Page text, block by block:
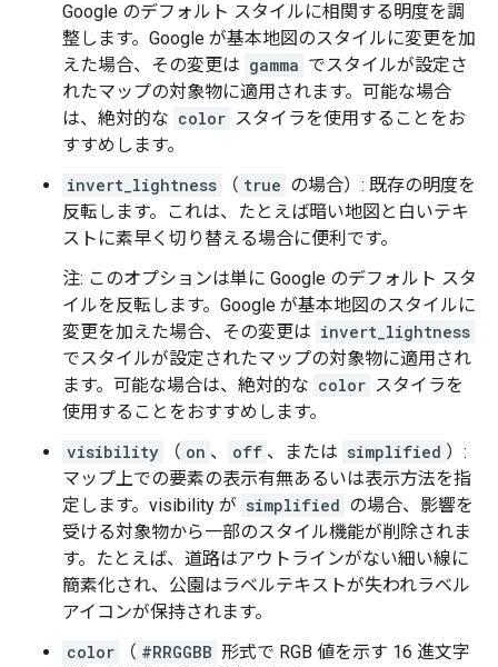
Google のデフォルト スタイルに相関する明度を調
整します。Google が基本地図のスタイルに変更を加
えた場合、その変更は gamma でスタイルが設定さ
れたマップの対象物に適用されます。可能な場合
は、絶対的な color スタイラを使用することをお
すすめします。
invert_lightness
（ true の場合）: 既存の明度を
反転します。これは、たとえば暗い地図と白いテキ
ストに素早く切り替える場合に便利です。
注: このオプションは単に Google のデフォルト スタ
イルを反転します。Google が基本地図のスタイルに
変更を加えた場合、その変更は invert_lightness
でスタイルが設定されたマップの対象物に適用され
ます。可能な場合は、絶対的な color スタイラを
使用することをおすすめします。
visibility
（ on 、 off 、または simplified ）:
マップ上での要素の表示有無あるいは表示方法を指
定します。visibility が simplified の場合、影響を
受ける対象物から一部のスタイル機能が削除されま
す。たとえば、道路はアウトラインがない細い線に
簡素化され、公園はラベルテキストが失われラベル
アイコンが保持されます。
color
（ #RRGGBB 形式で RGB 値を示す 16 進文字